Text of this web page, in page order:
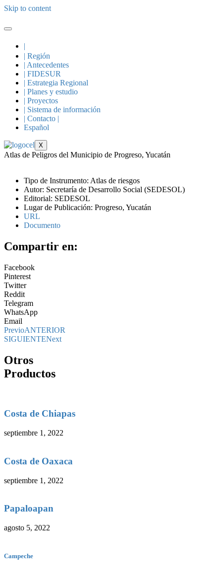
Skip to content
|
| Región
| Antecedentes
| FIDESUR
| Estrategia Regional
| Planes y estudio
| Proyectos
| Sistema de información
| Contacto |
Español
X
Atlas de Peligros del Municipio de Progreso, Yucatán
Tipo de Instrumento: Atlas de riesgos
Autor: Secretaría de Desarrollo Social (SEDESOL)
Editorial: SEDESOL
Lugar de Publicación: Progreso, Yucatán
URL
Documento
Compartir en:
Facebook
Pinterest
Twitter
Reddit
Telegram
WhatsApp
Email
PrevioANTERIOR
SIGUIENTENext
Otros
Productos
Costa de Chiapas
septiembre 1, 2022
Costa de Oaxaca
septiembre 1, 2022
Papaloapan
agosto 5, 2022
Campeche